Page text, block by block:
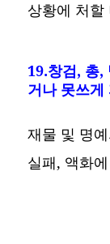
상황에 처할
19.창검, 총,
거나 못쓰게
재물 및 명
실패, 액화